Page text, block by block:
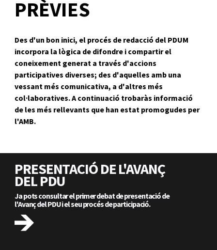
PRÈVIES
Des d'un bon inici, el procés de redacció del PDUM
incorpora la lògica de difondre i compartir el
coneixement generat a través d'accions
participatives diverses; des d'aquelles amb una
vessant més comunicativa, a d'altres més
col·laboratives. A continuació trobaràs informació
de les més rellevants que han estat promogudes per
l'AMB.
PRESENTACIÓ DE L'AVANÇ
DEL PDU
Ja pots consultar el primer debat de presentació de
l'Avanç del PDU i el seu procés de participació.